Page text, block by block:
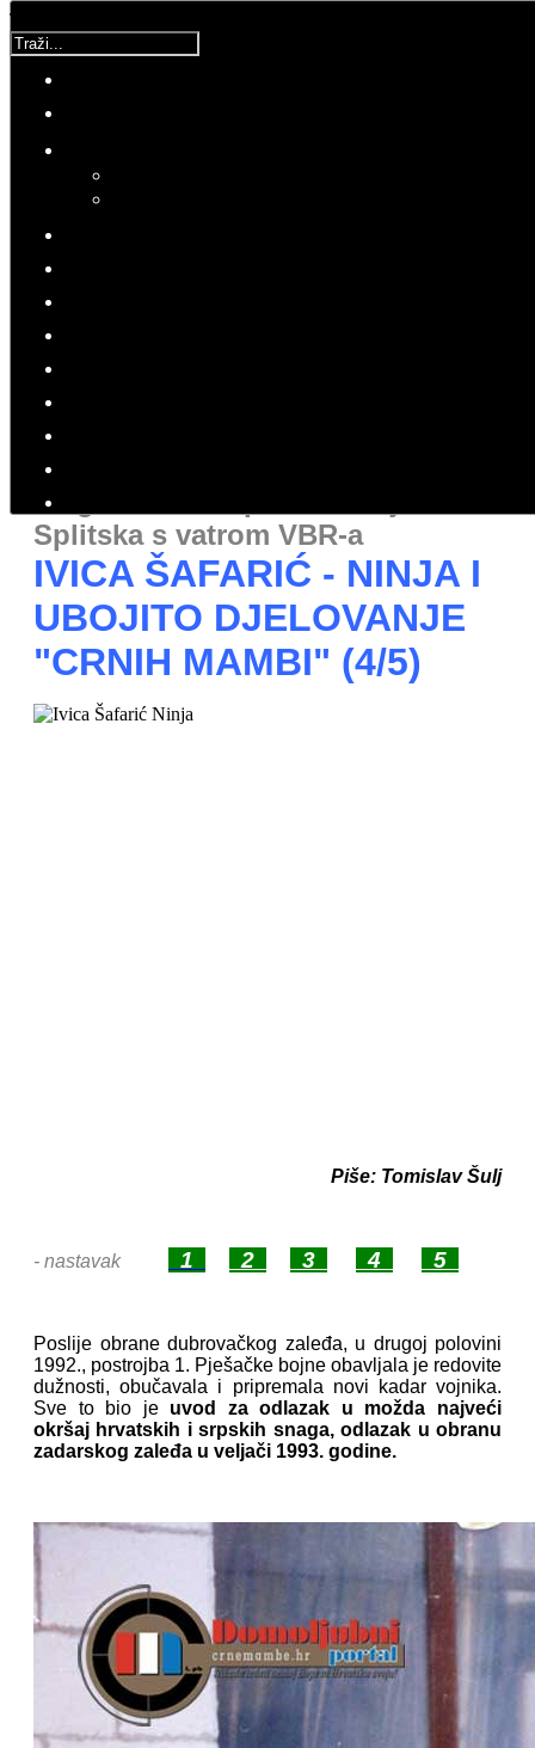
Traži...
Molimo ocijenite
RATOVI
U VIHORU RATA
Gorjelo je sa svih strana... mene
je granata u oko 'drapila', nismo
mogli disati... spasila nas je 4.
Splitska s vatrom VBR-a
IVICA ŠAFARIĆ - NINJA I
UBOJITO DJELOVANJE
"CRNIH MAMBI" (4/5)
Piše: Tomislav Šulj
- nastavak 1 2 3 4 5
Poslije obrane dubrovačkog zaleđa, u drugoj polovini
1992., postrojba 1. Pješačke bojne obavljala je redovite
dužnosti, obučavala i pripremala novi kadar vojnika.
Sve to bio jeuvod za odlazak u možda najveći
okršaj hrvatskih i srpskih snaga, odlazak u obranu
zadarskog zaleđa u veljači 1993. godine.